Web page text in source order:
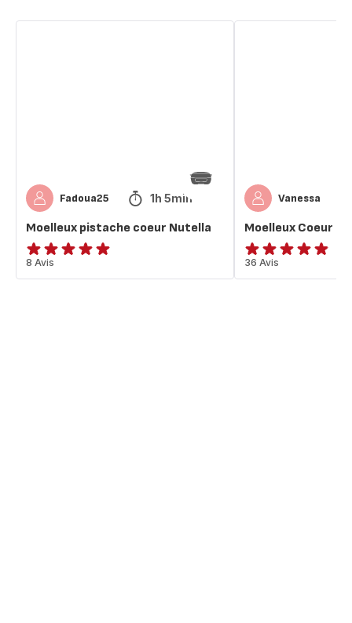
Fadoua25 1h 5min
Moelleux pistache coeur Nutella
ratings.4.9
8 Avis
Vanessa
Moelleux Coeur
ratings.4.8
36 Avis